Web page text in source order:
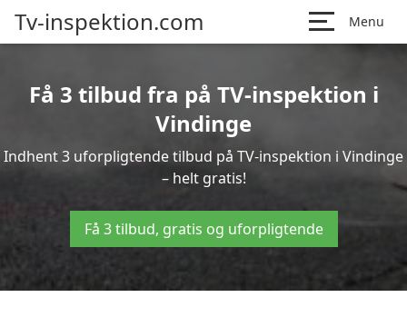
Tv-inspektion.com Menu
Få 3 tilbud fra på TV-inspektion i
Vindinge
Indhent 3 uforpligtende tilbud på TV-inspektion i Vindinge
– helt gratis!
Få 3 tilbud, gratis og uforpligtende